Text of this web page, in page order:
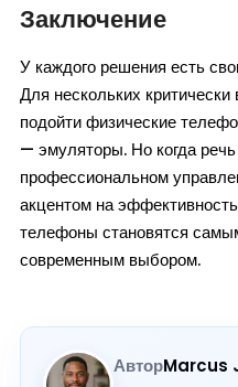
Заключение
У каждого решения есть
Для нескольких
подойти физические
— эмуляторы. Но когда
профессиональном
акцентом на
телефоны становятся
современным выбором.
АвторMarcus